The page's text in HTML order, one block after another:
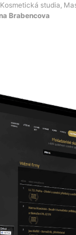
studia,
Brabencova